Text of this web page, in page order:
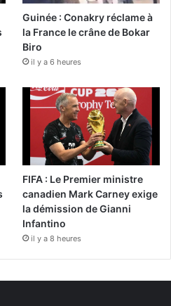
Guinée : Conakry réclame à
la France le crâne de Bokar
Biro
il y a 6 heures
FIFA : Le Premier ministre
canadien Mark Carney exige
la démission de Gianni
Infantino
il y a 8 heures